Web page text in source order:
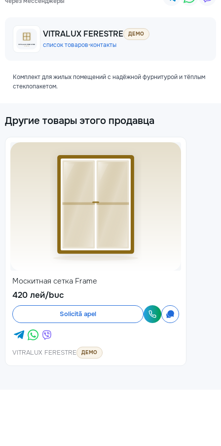
VITRALUX FERESTRE ДЕМО
список товаров•контакты
Комплект для жилых помещений с надёжной фурнитурой и тёплым
стеклопакетом.
Другие товары этого продавца
Москитная сетка Frame
420 лей/buc
Solicită apel
VITRALUX FERESTRE ДЕМО